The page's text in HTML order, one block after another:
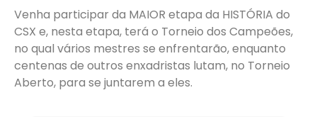
Venha participar da MAIOR etapa da HISTÓRIA do
CSX e, nesta etapa, terá o Torneio dos Campeões,
no qual vários mestres se enfrentarão, enquanto
centenas de outros enxadristas lutam, no Torneio
Aberto, para se juntarem a eles.